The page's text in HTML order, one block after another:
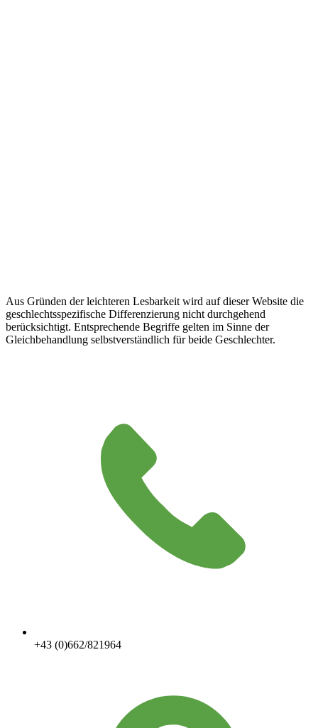
Aus Gründen der leichteren Lesbarkeit wird auf dieser Website die
geschlechtsspezifische Differenzierung nicht durchgehend
berücksichtigt. Entsprechende Begriffe gelten im Sinne der
Gleichbehandlung selbstverständlich für beide Geschlechter.
+43 (0)662/821964